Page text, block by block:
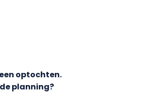
optochten.
planning?